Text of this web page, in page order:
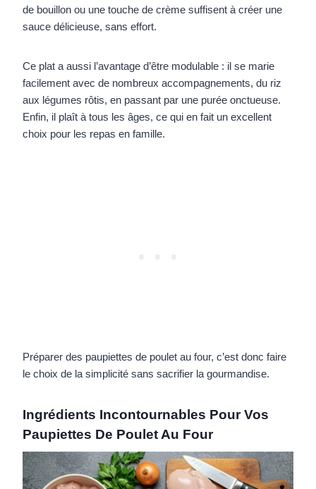
de bouillon ou une touche de crème suffisent à créer une
sauce délicieuse, sans effort.
Ce plat a aussi l’avantage d’être modulable : il se marie
facilement avec de nombreux accompagnements, du riz
aux légumes rôtis, en passant par une purée onctueuse.
Enfin, il plaît à tous les âges, ce qui en fait un excellent
choix pour les repas en famille.
Préparer des paupiettes de poulet au four, c’est donc faire
le choix de la simplicité sans sacrifier la gourmandise.
Ingrédients Incontournables Pour Vos
Paupiettes De Poulet Au Four